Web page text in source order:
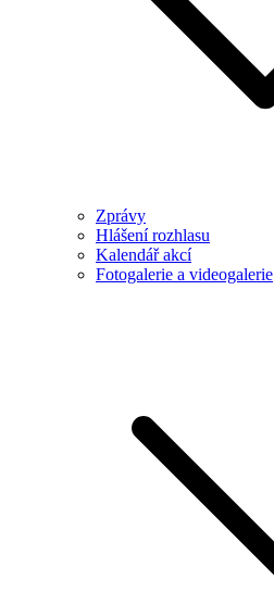
Zprávy
Hlášení rozhlasu
Kalendář akcí
Fotogalerie a videogalerie